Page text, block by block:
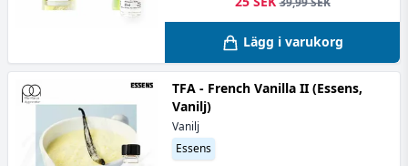
Lägg i varukorg
TFA - French Vanilla II (Essens,
Vanilj)
Vanilj
Essens